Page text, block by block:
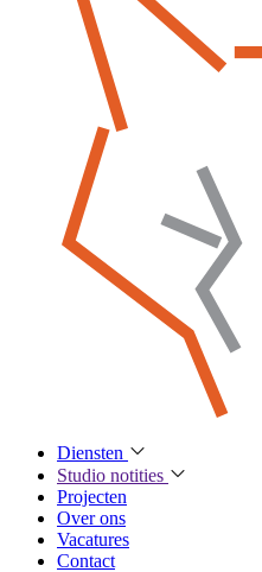
Diensten
Studio notities
Projecten
Over ons
Vacatures
Contact